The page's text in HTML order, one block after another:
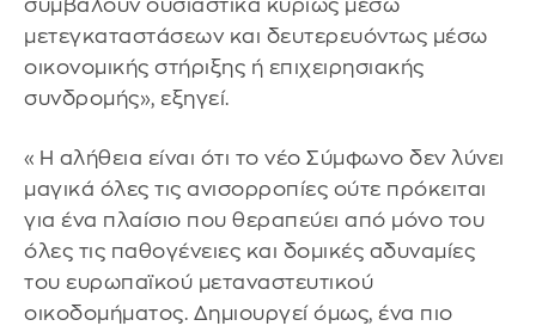
συμβάλουν ουσιαστικά κυρίως μέσω
μετεγκαταστάσεων και δευτερευόντως μέσω
οικονομικής στήριξης ή επιχειρησιακής
συνδρομής», εξηγεί.
«Η αλήθεια είναι ότι το νέο Σύμφωνο δεν λύνει
μαγικά όλες τις ανισορροπίες ούτε πρόκειται
για ένα πλαίσιο που θεραπεύει από μόνο του
όλες τις παθογένειες και δομικές αδυναμίες
του ευρωπαϊκού μεταναστευτικού
οικοδομήματος. Δημιουργεί όμως, ένα πιο